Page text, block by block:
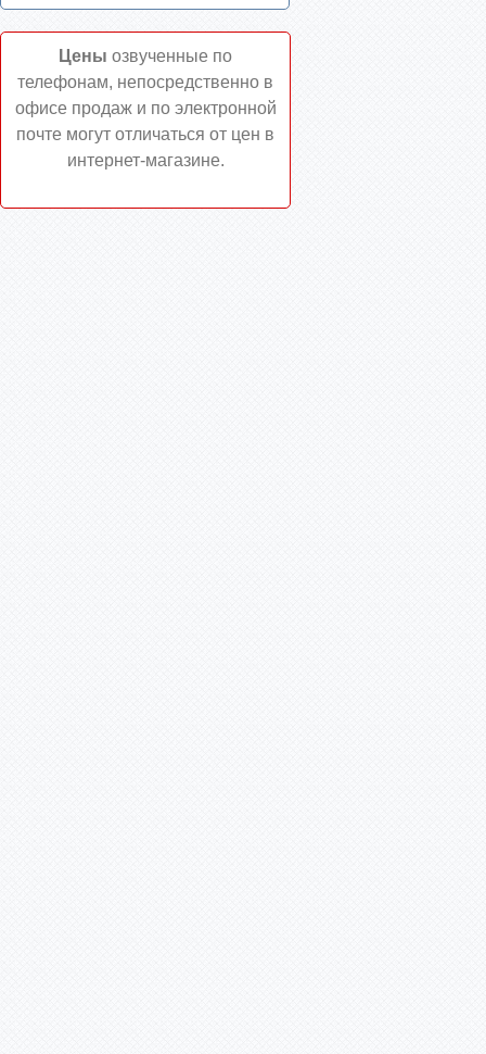
Цены озвученные по
телефонам, непосредственно в
офисе продаж и по электронной
почте могут отличаться от цен в
интернет-магазине.